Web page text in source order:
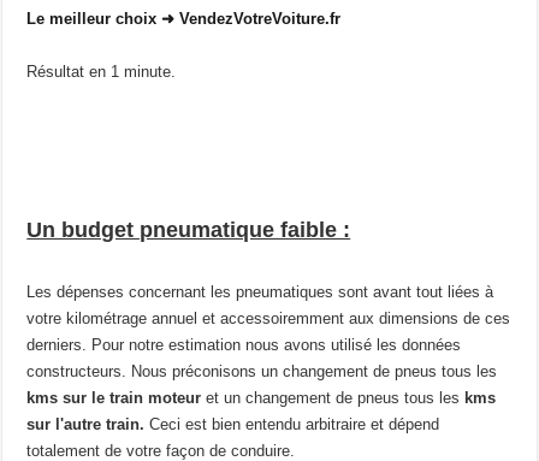
Le meilleur choix ➜ VendezVotreVoiture.fr
Résultat en 1 minute.
Un budget pneumatique faible :
Les dépenses concernant les pneumatiques sont avant tout liées à
votre kilométrage annuel et accessoiremment aux dimensions de ces
derniers. Pour notre estimation nous avons utilisé les données
constructeurs. Nous préconisons un changement de pneus tous les
kms sur le train moteur et un changement de pneus tous les kms
sur l'autre train. Ceci est bien entendu arbitraire et dépend
totalement de votre façon de conduire.